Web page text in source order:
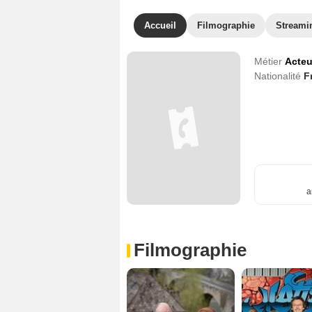
Accueil Filmographie
Métier
Nationalité
Filmographie